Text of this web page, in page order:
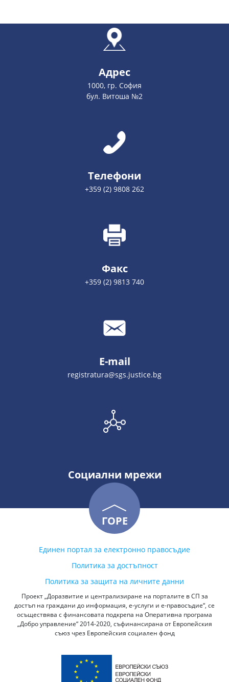
Адрес
1000, гр. София
бул. Витоша №2
Телефони
+359 (2) 9808 262
Факс
+359 (2) 9813 740
E-mail
registratura@sgs.justice.bg
Социални мрежи
ГОРЕ
Единен портал за електронно правосъдие
Политика за достъпност
Политика за защита на личните данни
Проект „Доразвитие и централизиране на порталите в СП за
достъп на граждани до информация, е-услуги и е-правосъдие“, се
осъществява с финансовата подкрепа на Оперативна програма
„Добро управление“ 2014-2020, съфинансирана от Европейския
съюз чрез Европейския социален фонд